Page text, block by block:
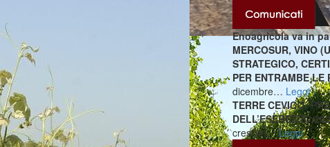
Enoagricola va in
MERCOSUR, VINO
STRATEGICO,
PER ENTRAMBE LE
dicembre… Leggi
TERRE CEVICO:
DELL’ESERCIZIO
crescita…Leggi